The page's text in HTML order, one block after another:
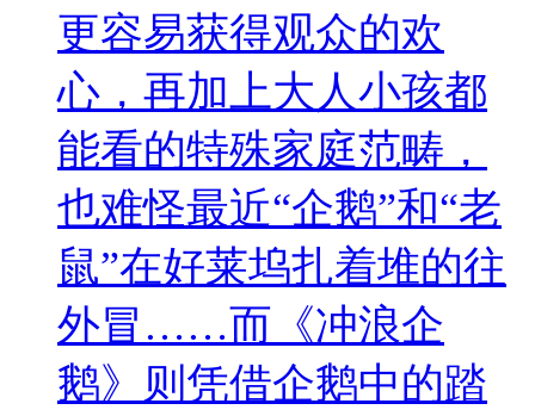
更容易获得观众的欢
心，再加上大人小孩都
能看的特殊家庭范畴，
也难怪最近“企鹅”和“老
鼠”在好莱坞扎着堆的往
外冒……而《冲浪企
鹅》则凭借企鹅中的踏